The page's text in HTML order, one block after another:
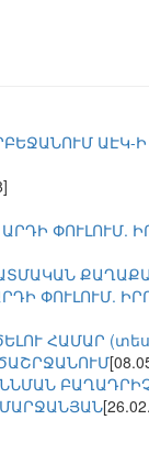
ԱԷԿ-
ՓՈՒԼՈՒՄ.
ՓՈՒԼՈՒՄ.
ՀԱՄԱՐ